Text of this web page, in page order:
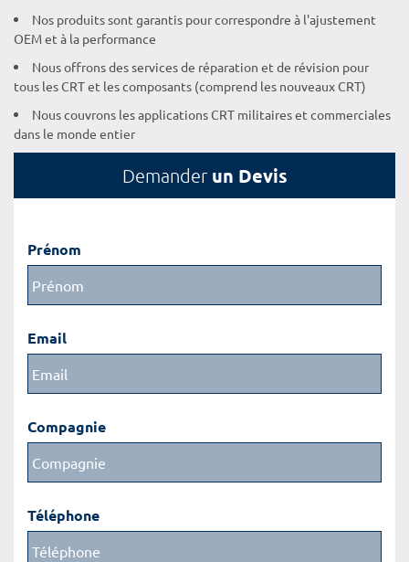
Nos produits sont garantis pour correspondre à l'ajustement
OEM et à la performance
Nous offrons des services de réparation et de révision pour
tous les CRT et les composants (comprend les nouveaux CRT)
Nous couvrons les applications CRT militaires et commerciales
dans le monde entier
Demander un Devis
Prénom
Email
Compagnie
Téléphone